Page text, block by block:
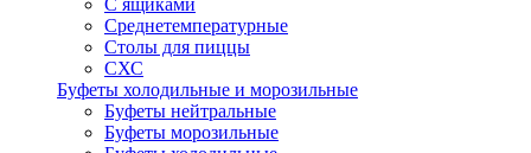
С ящиками
Среднетемпературные
Столы для пиццы
СХС
Буфеты холодильные и морозильные
Буфеты нейтральные
Буфеты морозильные